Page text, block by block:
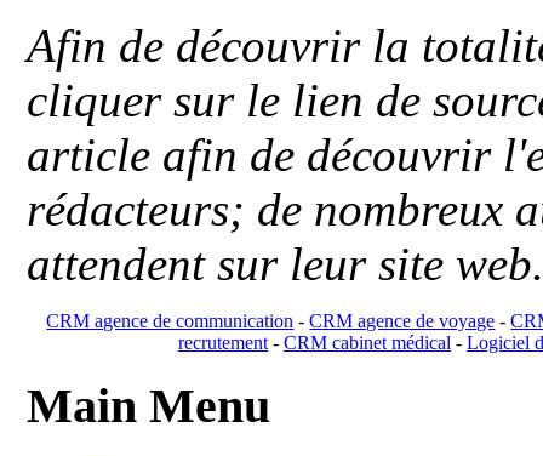
Afin de découvrir la
cliquer sur le lien de
article afin de découvrir
rédacteurs; de nombreux
attendent sur leur site
CRM agence de communication -CRM agence de voyage -
recrutement- CRM cabinet médical- Logiciel
Main Menu